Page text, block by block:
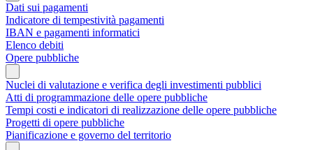
Dati sui pagamenti
Indicatore di tempestività pagamenti
IBAN e pagamenti informatici
Elenco debiti
Opere pubbliche
Nuclei di valutazione e verifica degli investimenti pubblici
Atti di programmazione delle opere pubbliche
Tempi costi e indicatori di realizzazione delle opere pubbliche
Progetti di opere pubbliche
Pianificazione e governo del territorio